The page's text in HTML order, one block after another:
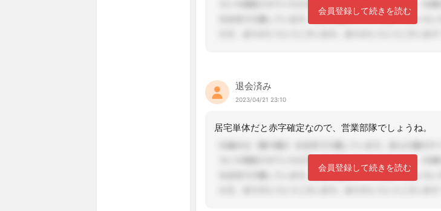
会員登録して続きを読む
退会済み
2023/04/21 23:10
居宅単体だと赤字確定なので、営業部隊でしょうね。
会員登録して続きを読む